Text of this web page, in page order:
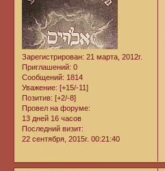
Зарегистрирован: 21 марта, 2012г.
Приглашений: 0
Сообщений: 1814
Уважение: [+15/-11]
Позитив: [+2/-8]
Провел на форуме:
13 дней 16 часов
Последний визит:
22 сентября, 2015г. 00:21:40